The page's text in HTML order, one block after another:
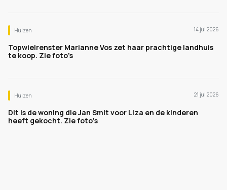
Huizen 14 jul 2026
Topwielrenster Marianne Vos zet haar prachtige landhuis
te koop. Zie foto's
Huizen 21 jul 2026
Dit is de woning die Jan Smit voor Liza en de kinderen
heeft gekocht. Zie foto's